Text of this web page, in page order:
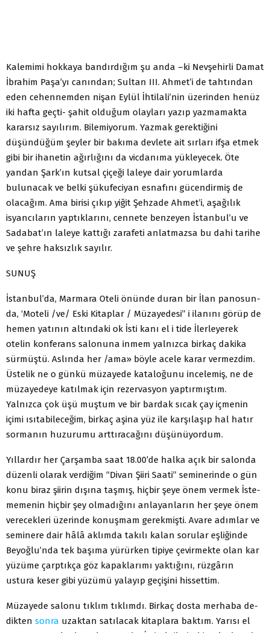
Kalemimi hokkaya bandırdığım şu anda –ki Nevşehirli Damat
İbrahim Paşa’yı canından; Sultan III. Ahmet’i de tahtından
eden cehennemden nişan Eylül İhtilali’nin üzerinden henüz
iki hafta geçti- şahit olduğum olayları yazıp yazmamakta
kararsız sayılırım. Bilemiyorum. Yazmak gerektiğini
düşündüğüm şeyler bir bakıma devlete ait sırları ifşa etmek
gibi bir ihanetin ağırlığını da vicdanıma yükleyecek. Öte
yandan Şark’ın kutsal çiçeği laleye dair yorumlarda
bulunacak ve belki şükufeciyan esnafını gücendirmiş de
olacağım. Ama birisi çıkıp yiğit Şehzade Ahmet’i, aşağılık
isyancıların yaptıklarını, cennete benzeyen İstanbul’u ve
Sadabat’ın laleye kattığı zarafeti anlatmazsa bu dahi tarihe
ve şehre haksızlık sayılır.
SUNUŞ
İstanbul’da, Marmara Oteli önünde duran bir İlan panosun­
da, ‘Moteli /ve/ Eski Kitaplar / Müzayedesi” i ilanını görüp de
hemen yatının altındaki ok İsti kanı el i tide İlerleyerek
otelin konferans salonuna inmem yalnızca birkaç dakika
sürmüştü. Aslında her /ama» böyle acele karar vermezdim.
Üstelik ne o günkü müzayede kataloğunu incelemiş, ne de
müzayedeye ka­tılmak için rezervasyon yaptırmıştım.
Yalnızca çok üşü muş­tum ve bir bardak sıcak çay içmenin
içimi ısıtabileceğim, bir­kaç aşina yüz ile karşılaşıp hal hatır
sormanın huzurumu art­tıracağını düşünüyordum.
Yıllardır her Çarşamba saat 18.00′de halka açık bir salonda
düzenli olarak verdiğim “Divan Şiiri Saati” seminerinde o gün
konu biraz şiirin dışına taşmış, hiçbir şeye önem vermek İste­
memenin hiçbir şey olmadığını anlayanların her şeye önem
verecekleri üzerinde konuşmam gerekmişti. Avare adımlar ve
seminere dair hâlâ aklımda takılı kalan sorular eşliğinde
Beyoğlu’nda tek başıma yürürken tipiye çevirmekte olan kar
yüzüme çarptıkça göz kapaklarımı yaktığını, rüzgârın
ustura keser gibi yüzümü yalayıp geçişini hissettim.
Müzayede salonu tıklım tıklımdı. Birkaç dosta merhaba de­
dikten sonra uzaktan satılacak kitaplara baktım. Yarısı el